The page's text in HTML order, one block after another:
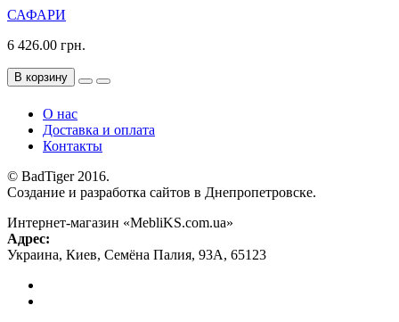
САФАРИ
6 426.00 грн.
В корзину
О нас
Доставка и оплата
Контакты
© BadTiger 2016.
Создание и разработка сайтов в Днепропетровске.
Интернет-магазин «MebliKS.com.ua»
Адрес:
Украина, Киев, Семёна Палия, 93А, 65123